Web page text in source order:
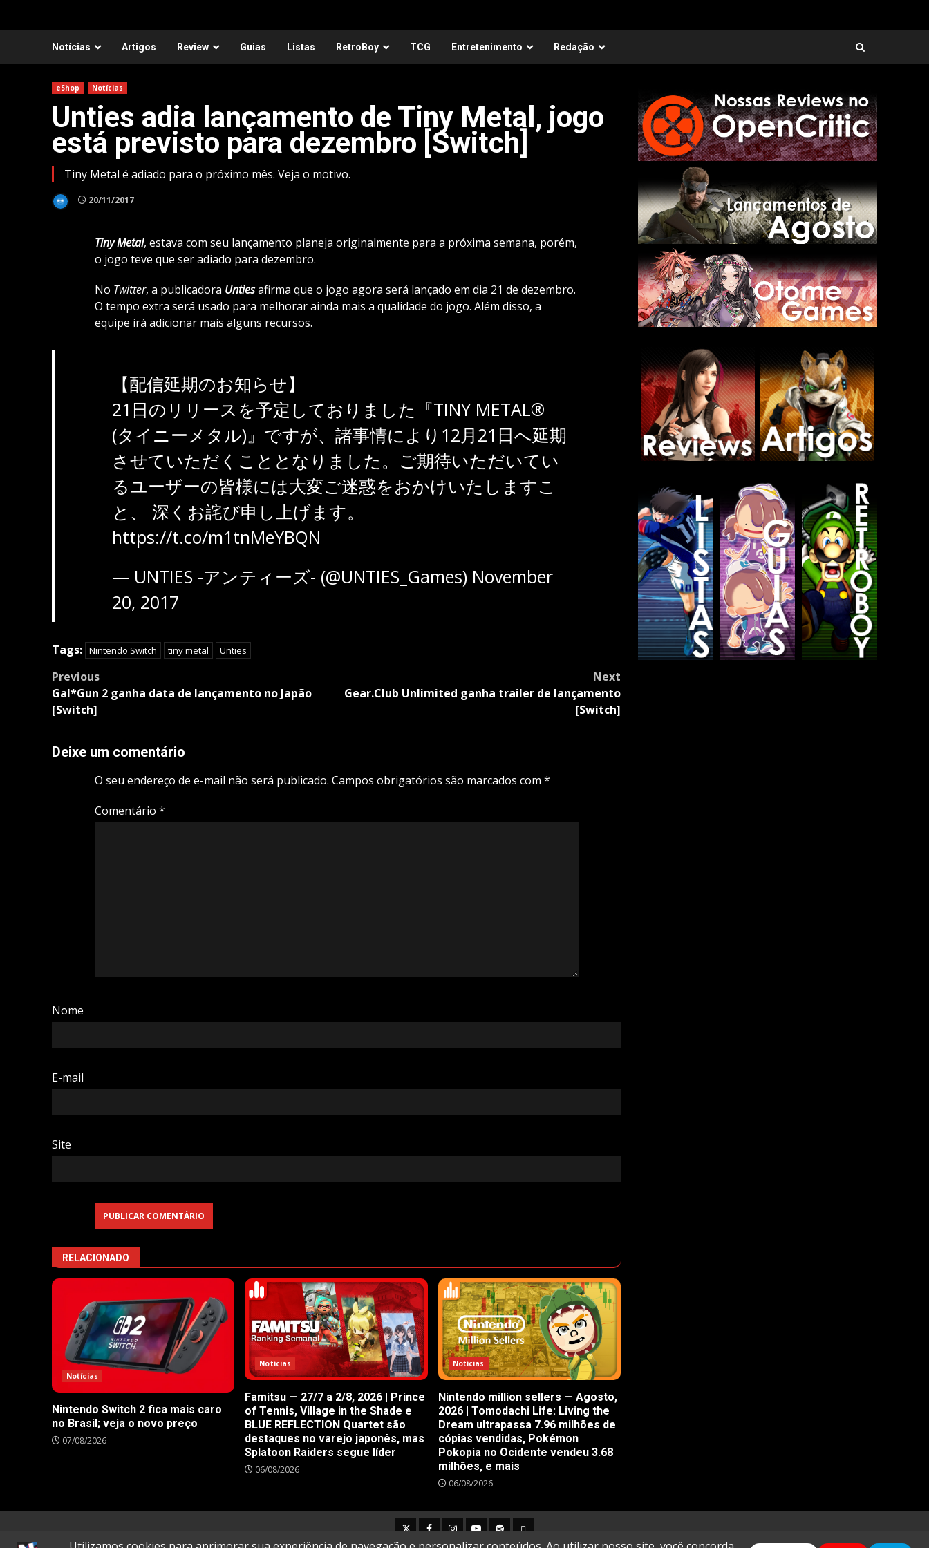
Notícias Artigos Review Guias Listas RetroBoy TCG Entretenimento Redação
eShop Notícias
Unties adia lançamento de Tiny Metal, jogo
está previsto para dezembro [Switch]
Tiny Metal é adiado para o próximo mês. Veja o motivo.
20/11/2017
Tiny Metal, estava com seu lançamento planeja originalmente para a próxima semana, porém,
o jogo teve que ser adiado para dezembro.
No Twitter, a publicadora Untiesafirma que o jogo agora será lançado em dia 21 de dezembro.
O tempo extra será usado para melhorar ainda mais a qualidade do jogo. Além disso, a
equipe irá adicionar mais alguns recursos.
【配信延期のお知らせ】
21日のリリースを予定しておりました『TINY METAL®
(タイニーメタル)』ですが、諸事情により12月21日へ延期
させていただくこととなりました。ご期待いただいてい
るユーザーの皆様には大変ご迷惑をおかけいたしますこ
と、 深くお詫び申し上げます。
https://t.co/m1tnMeYBQN
— UNTIES -アンティーズ- (@UNTIES_Games) November
20, 2017
Tags: Nintendo Switch tiny metal Unties
Post
navigation
Previous
Gal*Gun 2 ganha data de lançamento no Japão
[Switch]
Next
Gear.Club Unlimited ganha trailer de lançamento
[Switch]
Deixe um comentário
O seu endereço de e-mail não será publicado. Campos obrigatórios são marcados com *
Comentário *
Nome
E-mail
Site
RELACIONADO
Notícias
Nintendo Switch 2 fica mais caro
no Brasil; veja o novo preço
07/08/2026
Notícias
Famitsu — 27/7 a 2/8, 2026 | Prince
of Tennis, Village in the Shade e
BLUE REFLECTION Quartet são
destaques no varejo japonês, mas
Splatoon Raiders segue líder
06/08/2026
Notícias
Nintendo million sellers — Agosto,
2026 | Tomodachi Life: Living the
Dream ultrapassa 7.96 milhões de
cópias vendidas, Pokémon
Pokopia no Ocidente vendeu 3.68
milhões, e mais
06/08/2026
TwitterFacebook
Instagram
YoutubeSpotifyCookie